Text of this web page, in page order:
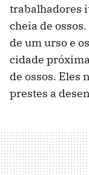
trabalhadores
cheia de
de um urso e
cidade
de ossos. Eles
prestes a